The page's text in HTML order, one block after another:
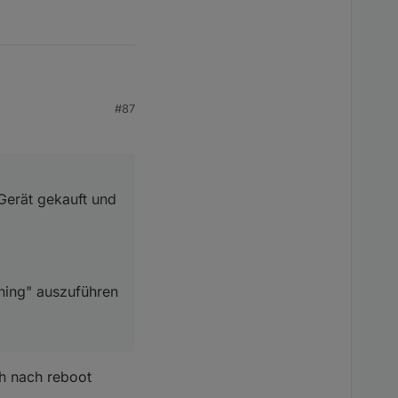
habe.
den Vollbild?
aus und
#87
gekauft und
auszuführen
nach reboot